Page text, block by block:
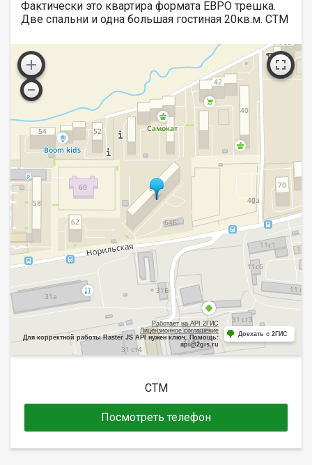
Фактически это квартира формата ЕВРО трешка.
Две спальни и одна большая гостиная 20кв.м. СТМ
Работает на API 2ГИС
Лицензионное соглашение
Для корректной работы Raster JS API нужен ключ. Помощь:
api@2gis.ru
Доехать с 2ГИС
СТМ
Посмотреть телефон